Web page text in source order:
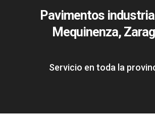
Pavimentos
Mequinenza,
Servicio en toda la